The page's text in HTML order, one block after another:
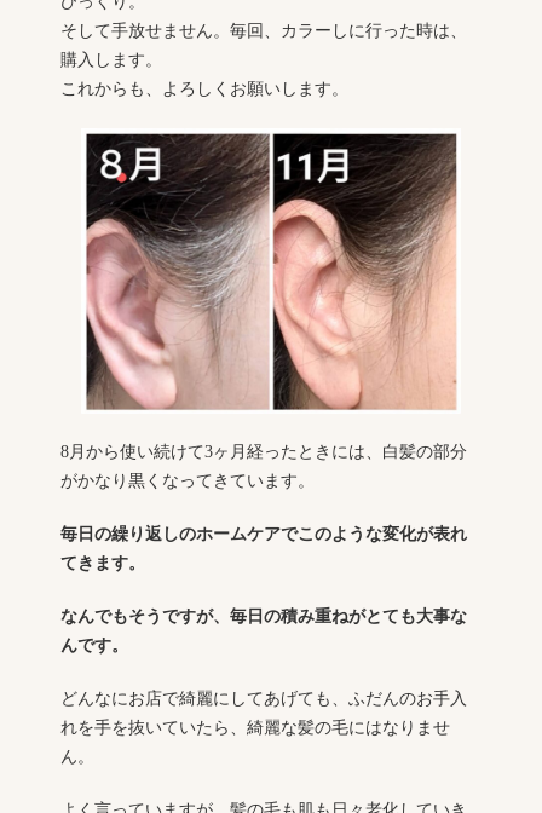
そして手放せません。毎回、カラーしに行った時は、
購入します。
これからも、よろしくお願いします。
8月から使い続けて3ヶ月経ったときには、白髪の部分
がかなり黒くなってきています。
毎日の繰り返しのホームケアでこのような変化が表れ
てきます。
なんでもそうですが、毎日の積み重ねがとても大事な
んです。
どんなにお店で綺麗にしてあげても、ふだんのお手入
れを手を抜いていたら、綺麗な髪の毛にはなりませ
ん。